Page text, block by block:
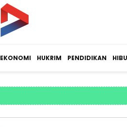
EKONOMI HUKRIM PENDIDIKAN